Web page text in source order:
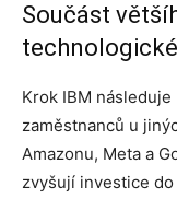
Součást
Krok IBM
zaměstnanců u
Amazonu, Meta a
zvyšují investice